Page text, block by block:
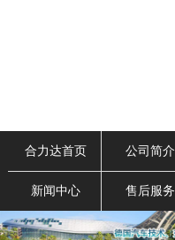
合力达首页 公司简介
新闻中心 售后服务